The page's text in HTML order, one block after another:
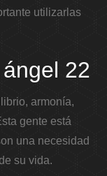
utilizarlas
22
armonía,
gente está
una necesidad
su vida.